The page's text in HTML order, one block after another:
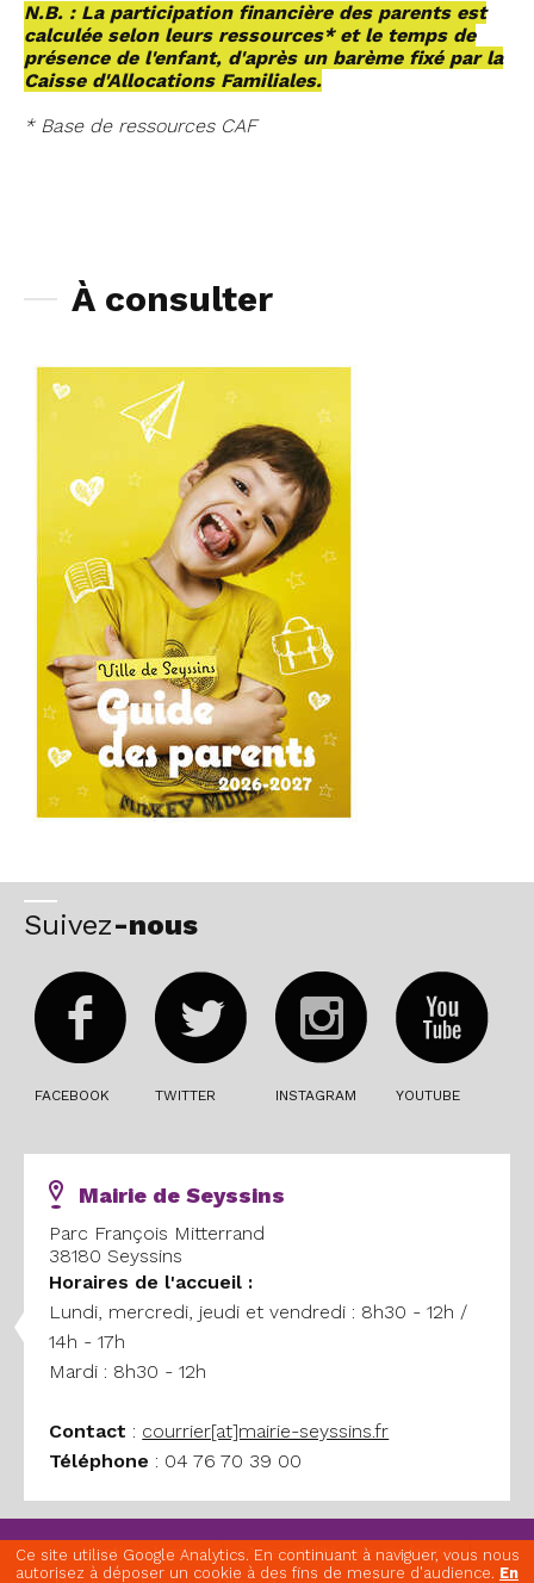
Ce site utilise Google Analytics. En continuant à naviguer, vous nous
autorisez à déposer un cookie à des fins de mesure d'audience. En
N.B. : La participation financière des parents est
calculée selon leurs ressources* et le temps de
présence de l'enfant, d'après un barème fixé par la
Caisse d'Allocations Familiales.
* Base de ressources CAF
À consulter
Suivez-nous
FACEBOOK TWITTER INSTAGRAM YOUTUBE
Mairie de Seyssins
Parc François Mitterrand
38180 Seyssins
Horaires de l'accueil :
Lundi, mercredi, jeudi et vendredi : 8h30 - 12h /
14h - 17h
Mardi : 8h30 - 12h
Contact : courrier[at]mairie-seyssins.fr
Téléphone : 04 76 70 39 00
Mentions légales
Accessibilité : non conforme